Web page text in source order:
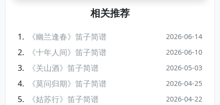
相关推荐
《幽兰逢春》笛子简谱 2026-06-14
《十年人间》笛子简谱 2026-06-10
《关山酒》笛子简谱 2026-05-03
《莫问归期》笛子简谱 2026-04-25
《姑苏行》笛子简谱 2026-04-22